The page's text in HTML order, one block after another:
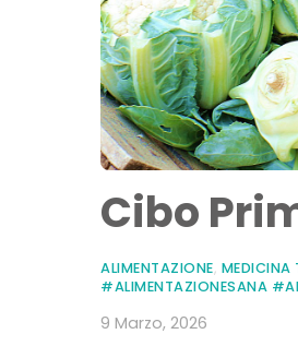
Cibo
ALIMENTAZIONE, MEDICINA
#ALIMENTAZIONESANA
9 Marzo, 2026